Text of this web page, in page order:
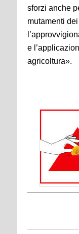
sforzi anche
mutamenti
e
agricoltura».